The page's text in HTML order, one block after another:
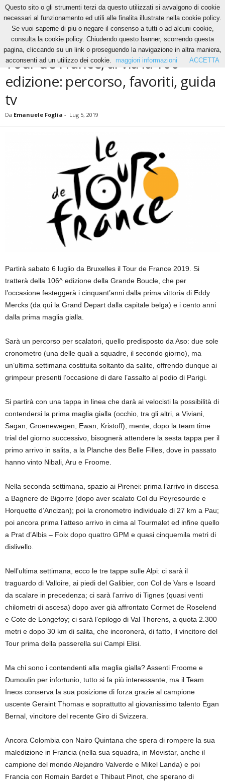
Ciclismo Tour de France, al via la 106^ edizione: percorso, favoriti, guida tv
CICLISMO
Tour de France, al via la 106^
edizione: percorso, favoriti, guida
tv
Da Emanuele Foglia - Lug 5, 2019
Partirà sabato 6 luglio da Bruxelles il Tour de France 2019. Si
tratterà della 106^ edizione della Grande Boucle, che per
l’occasione festeggerà i cinquant’anni dalla prima vittoria di Eddy
Mercks (da qui la Grand Depart dalla capitale belga) e i cento anni
dalla prima maglia gialla.
Sarà un percorso per scalatori, quello predisposto da Aso: due sole
cronometro (una delle quali a squadre, il secondo giorno), ma
un’ultima settimana costituita soltanto da salite, offrendo dunque ai
grimpeur presenti l’occasione di dare l’assalto al podio di Parigi.
Si partirà con una tappa in linea che darà ai velocisti la possibilità di
contendersi la prima maglia gialla (occhio, tra gli altri, a Viviani,
Sagan, Groenewegen, Ewan, Kristoff), mente, dopo la team time
trial del giorno successivo, bisognerà attendere la sesta tappa per il
primo arrivo in salita, a la Planche des Belle Filles, dove in passato
hanno vinto Nibali, Aru e Froome.
Nella seconda settimana, spazio ai Pirenei: prima l’arrivo in discesa
a Bagnere de Bigorre (dopo aver scalato Col du Peyresourde e
Horquette d’Ancizan); poi la cronometro individuale di 27 km a Pau;
poi ancora prima l’atteso arrivo in cima al Tourmalet ed infine quello
a Prat d’Albis – Foix dopo quattro GPM e quasi cinquemila metri di
dislivello.
Nell’ultima settimana, ecco le tre tappe sulle Alpi: ci sarà il
traguardo di Valloire, ai piedi del Galibier, con Col de Vars e Isoard
da scalare in precedenza; ci sarà l’arrivo di Tignes (quasi venti
chilometri di ascesa) dopo aver già affrontato Cormet de Roselend
e Cote de Longefoy; ci sarà l’epilogo di Val Thorens, a quota 2.300
metri e dopo 30 km di salita, che incoronerà, di fatto, il vincitore del
Tour prima della passerella sui Campi Elisi.
Ma chi sono i contendenti alla maglia gialla? Assenti Froome e
Dumoulin per infortunio, tutto si fa più interessante, ma il Team
Ineos conserva la sua posizione di forza grazie al campione
uscente Geraint Thomas e soprattutto al giovanissimo talento Egan
Bernal, vincitore del recente Giro di Svizzera.
Ancora Colombia con Nairo Quintana che spera di rompere la sua
maledizione in Francia (nella sua squadra, in Movistar, anche il
campione del mondo Alejandro Valverde e Mikel Landa) e poi
Francia con Romain Bardet e Thibaut Pinot, che sperano di
Questo sito o gli strumenti terzi da questo utilizzati si avvalgono di cookie
necessari al funzionamento ed utili alle finalita illustrate nella cookie policy.
Se vuoi saperne di piu o negare il consenso a tutti o ad alcuni cookie,
consulta la cookie policy. Chiudendo questo banner, scorrendo questa
pagina, cliccando su un link o proseguendo la navigazione in altra maniera,
acconsenti ad un utilizzo dei cookie.
maggiori informazioni ACCETTA